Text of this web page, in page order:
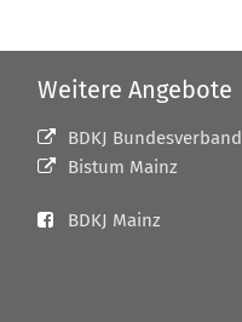
Weitere Angebote
BDKJ Bundesverband
Bistum Mainz
BDKJ Mainz